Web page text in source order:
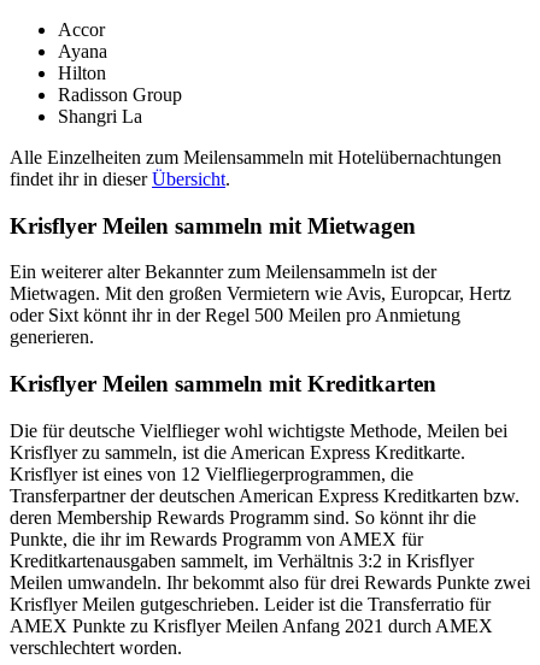
Accor
Ayana
Hilton
Radisson Group
Shangri La
Alle Einzelheiten zum Meilensammeln mit Hotelübernachtungen
findet ihr in dieserÜbersicht.
Krisflyer Meilen sammeln mit Mietwagen
Ein weiterer alter Bekannter zum Meilensammeln ist der
Mietwagen. Mit den großen Vermietern wie Avis, Europcar, Hertz
oder Sixt könnt ihr in der Regel 500 Meilen pro Anmietung
generieren.
Krisflyer Meilen sammeln mit Kreditkarten
Die für deutsche Vielflieger wohl wichtigste Methode, Meilen bei
Krisflyer zu sammeln, ist die American Express Kreditkarte.
Krisflyer ist eines von 12 Vielfliegerprogrammen, die
Transferpartner der deutschen American Express Kreditkarten bzw.
deren Membership Rewards Programm sind. So könnt ihr die
Punkte, die ihr im Rewards Programm von AMEX für
Kreditkartenausgaben sammelt, im Verhältnis 3:2 in Krisflyer
Meilen umwandeln. Ihr bekommt also für drei Rewards Punkte zwei
Krisflyer Meilen gutgeschrieben. Leider ist die Transferratio für
AMEX Punkte zu Krisflyer Meilen Anfang 2021 durch AMEX
verschlechtert worden.